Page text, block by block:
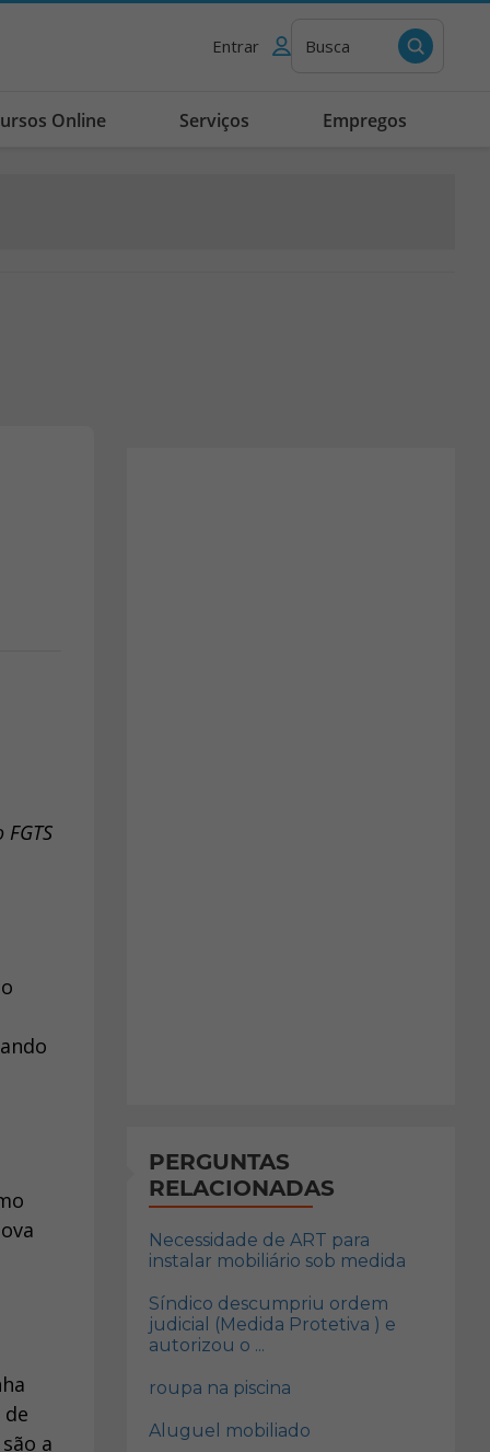
Entrar Busca
Online Serviços Empregos
a
PERGUNTAS
RELACIONADAS
Necessidade de ART para
instalar mobiliário sob medida
Síndico descumpriu ordem
judicial (Medida Protetiva ) e
autorizou o ...
roupa na piscina
Aluguel mobiliado